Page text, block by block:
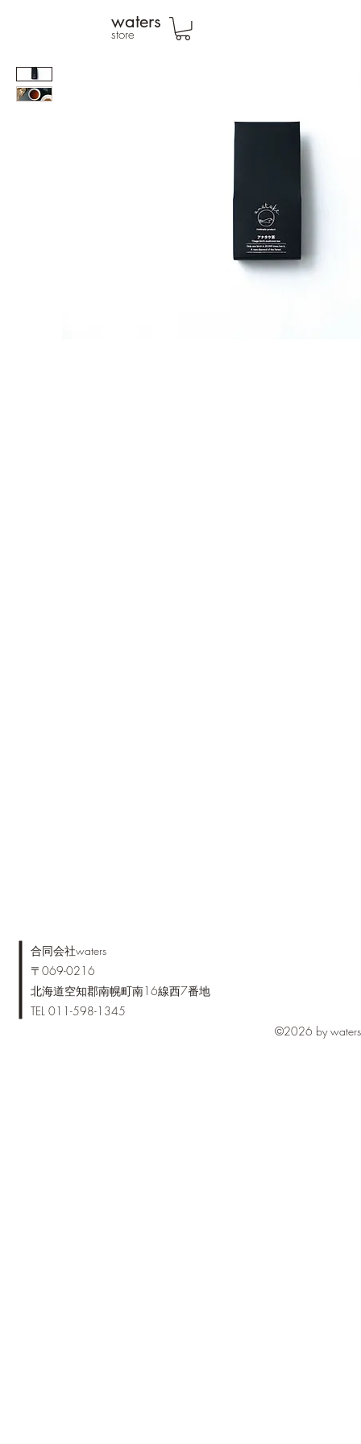
waters
store
​合同会社waters
〒069-0216
北海道空知郡南幌町南16線西7番地
TEL 011-598-1345
©2026 by